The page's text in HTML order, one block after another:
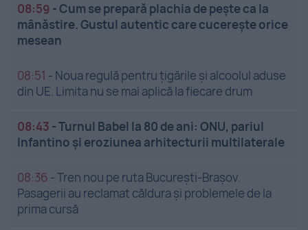
08:59 -Cum se prepară plachia de pește ca la
mânăstire. Gustul autentic care cucerește orice
mesean
08:51 - Noua regulă pentru țigările și alcoolul aduse
din UE. Limita nu se mai aplică la fiecare drum
08:43 -Turnul Babel la 80 de ani: ONU, pariul
Infantino și eroziunea arhitecturii multilaterale
08:36 -Tren nou pe ruta București-Brașov.
Pasagerii au reclamat căldura și problemele de la
prima cursă